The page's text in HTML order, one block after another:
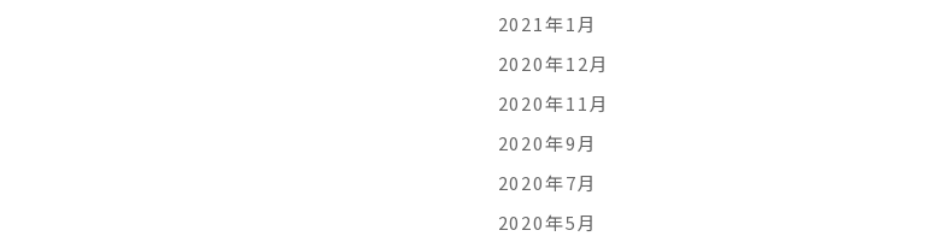
2021年1月
2020年12月
2020年11月
2020年9月
2020年7月
2020年5月